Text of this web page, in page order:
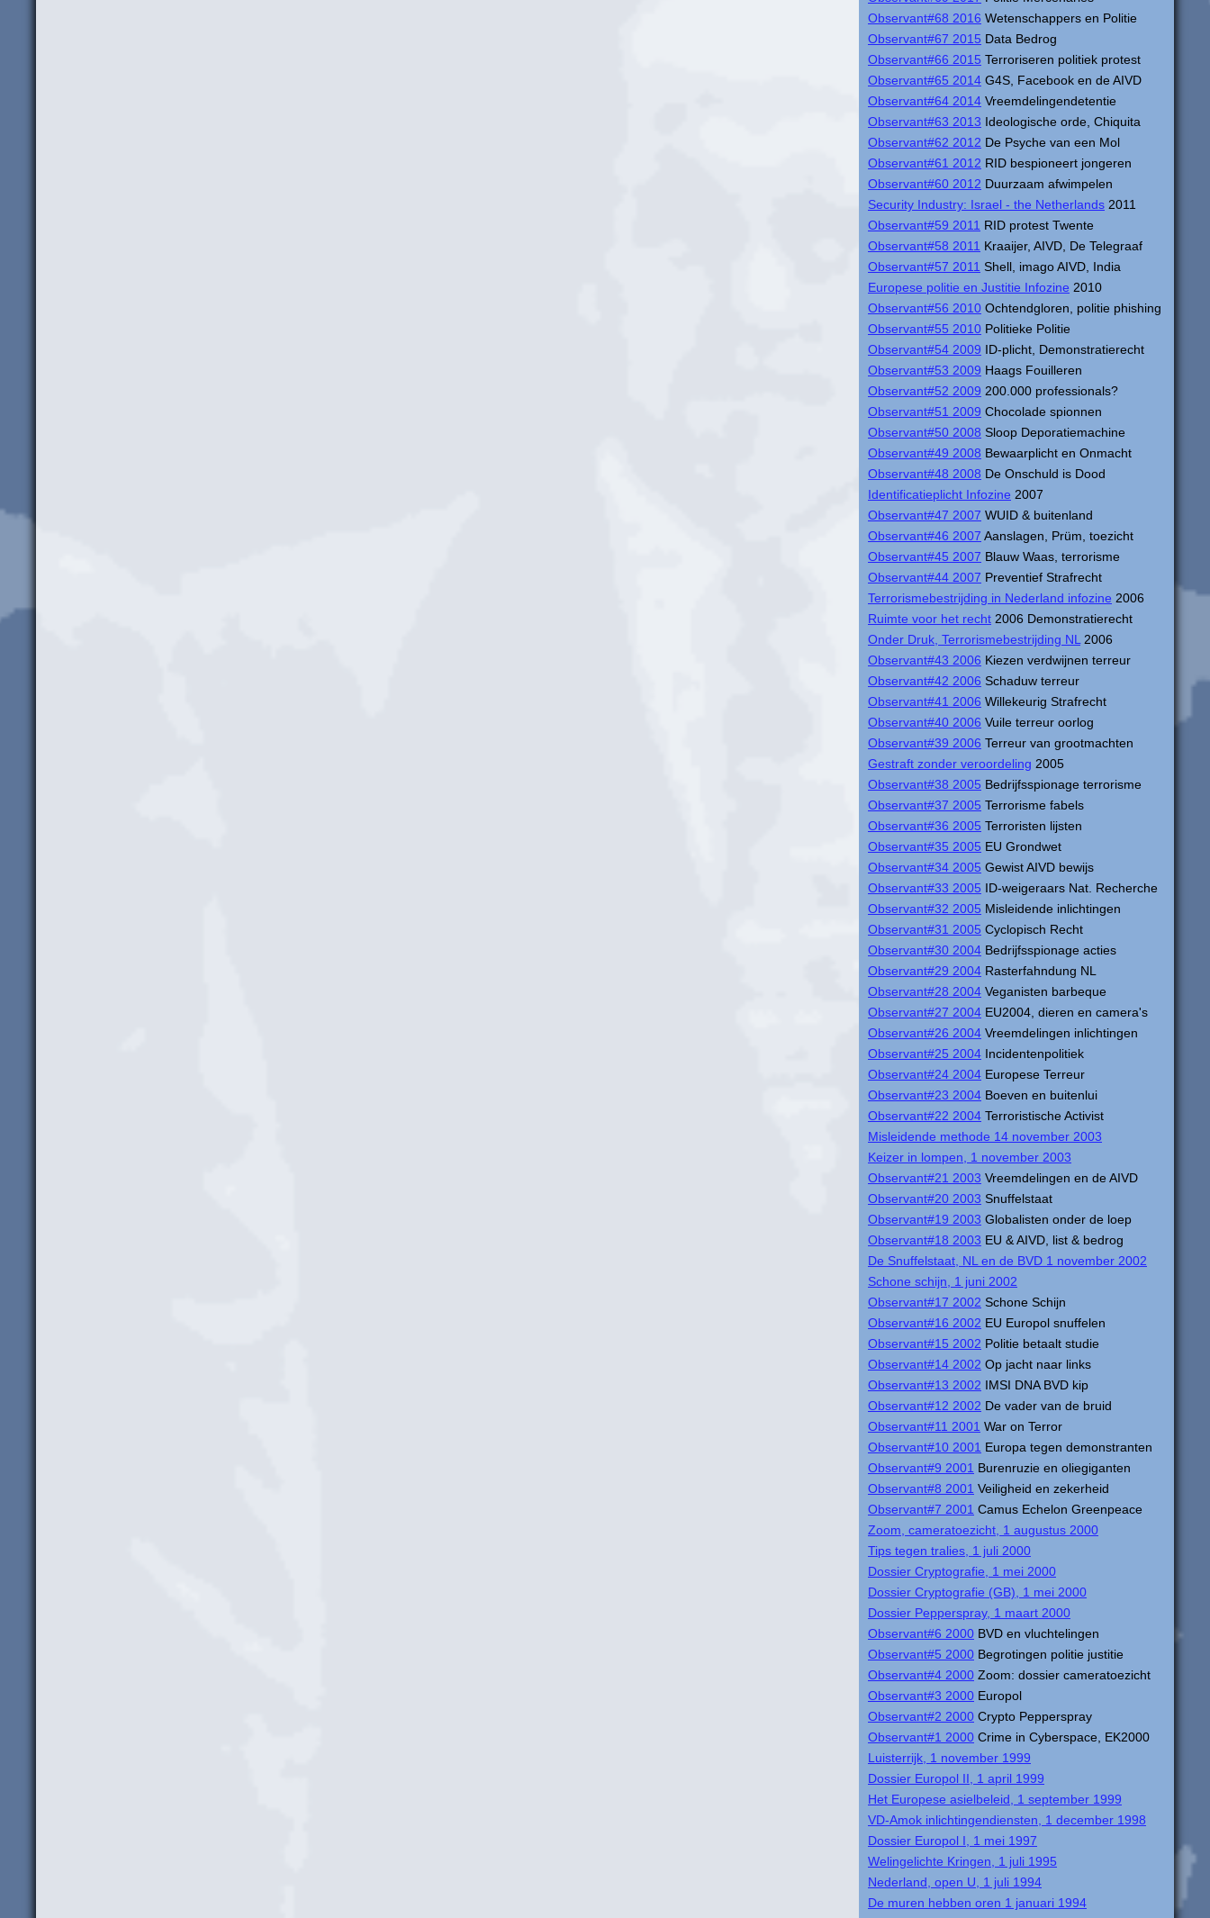
Observant#68 2016 Wetenschappers en Politie
Observant#67 2015 Data Bedrog
Observant#66 2015 Terroriseren politiek protest
Observant#65 2014 G4S, Facebook en de AIVD
Observant#64 2014 Vreemdelingendetentie
Observant#63 2013 Ideologische orde, Chiquita
Observant#62 2012 De Psyche van een Mol
Observant#61 2012 RID bespioneert jongeren
Observant#60 2012 Duurzaam afwimpelen
Security Industry: Israel - the Netherlands 2011
Observant#59 2011 RID protest Twente
Observant#58 2011 Kraaijer, AIVD, De Telegraaf
Observant#57 2011 Shell, imago AIVD, India
Europese politie en Justitie Infozine 2010
Observant#56 2010 Ochtendgloren, politie phishing
Observant#55 2010 Politieke Politie
Observant#54 2009 ID-plicht, Demonstratierecht
Observant#53 2009 Haags Fouilleren
Observant#52 2009 200.000 professionals?
Observant#51 2009 Chocolade spionnen
Observant#50 2008 Sloop Deporatiemachine
Observant#49 2008 Bewaarplicht en Onmacht
Observant#48 2008 De Onschuld is Dood
Identificatieplicht Infozine 2007
Observant#47 2007 WUID & buitenland
Observant#46 2007 Aanslagen, Prüm, toezicht
Observant#45 2007 Blauw Waas, terrorisme
Observant#44 2007 Preventief Strafrecht
Terrorismebestrijding in Nederland infozine 2006
Ruimte voor het recht 2006 Demonstratierecht
Onder Druk, Terrorismebestrijding NL 2006
Observant#43 2006 Kiezen verdwijnen terreur
Observant#42 2006 Schaduw terreur
Observant#41 2006 Willekeurig Strafrecht
Observant#40 2006 Vuile terreur oorlog
Observant#39 2006 Terreur van grootmachten
Gestraft zonder veroordeling 2005
Observant#38 2005 Bedrijfsspionage terrorisme
Observant#37 2005 Terrorisme fabels
Observant#36 2005 Terroristen lijsten
Observant#35 2005 EU Grondwet
Observant#34 2005 Gewist AIVD bewijs
Observant#33 2005 ID-weigeraars Nat. Recherche
Observant#32 2005 Misleidende inlichtingen
Observant#31 2005 Cyclopisch Recht
Observant#30 2004 Bedrijfsspionage acties
Observant#29 2004 Rasterfahndung NL
Observant#28 2004 Veganisten barbeque
Observant#27 2004 EU2004, dieren en camera's
Observant#26 2004 Vreemdelingen inlichtingen
Observant#25 2004 Incidentenpolitiek
Observant#24 2004 Europese Terreur
Observant#23 2004 Boeven en buitenlui
Observant#22 2004 Terroristische Activist
Misleidende methode 14 november 2003
Keizer in lompen, 1 november 2003
Observant#21 2003 Vreemdelingen en de AIVD
Observant#20 2003 Snuffelstaat
Observant#19 2003 Globalisten onder de loep
Observant#18 2003 EU & AIVD, list & bedrog
De Snuffelstaat, NL en de BVD 1 november 2002
Schone schijn, 1 juni 2002
Observant#17 2002 Schone Schijn
Observant#16 2002 EU Europol snuffelen
Observant#15 2002 Politie betaalt studie
Observant#14 2002 Op jacht naar links
Observant#13 2002 IMSI DNA BVD kip
Observant#12 2002 De vader van de bruid
Observant#11 2001 War on Terror
Observant#10 2001 Europa tegen demonstranten
Observant#9 2001 Burenruzie en oliegiganten
Observant#8 2001 Veiligheid en zekerheid
Observant#7 2001 Camus Echelon Greenpeace
Zoom, cameratoezicht, 1 augustus 2000
Tips tegen tralies, 1 juli 2000
Dossier Cryptografie, 1 mei 2000
Dossier Cryptografie (GB), 1 mei 2000
Dossier Pepperspray, 1 maart 2000
Observant#6 2000 BVD en vluchtelingen
Observant#5 2000 Begrotingen politie justitie
Observant#4 2000 Zoom: dossier cameratoezicht
Observant#3 2000 Europol
Observant#2 2000 Crypto Pepperspray
Observant#1 2000 Crime in Cyberspace, EK2000
Luisterrijk, 1 november 1999
Dossier Europol II, 1 april 1999
Het Europese asielbeleid, 1 september 1999
VD-Amok inlichtingendiensten, 1 december 1998
Dossier Europol I, 1 mei 1997
Welingelichte Kringen, 1 juli 1995
Nederland, open U, 1 juli 1994
De muren hebben oren 1 januari 1994